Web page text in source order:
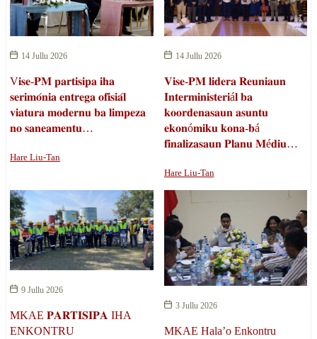
14 Jullu 2026
V𝐢𝐬𝐞-𝐏𝐌 𝐩𝐚𝐫𝐭𝐢𝐬𝐢𝐩𝐚 𝐢𝐡𝐚
𝐬𝐞𝐫𝐢𝐦𝐨́𝐧𝐢𝐚 𝐞𝐧𝐭𝐫𝐞𝐠𝐚 𝐨𝐟𝐢𝐬𝐢𝐚́𝐥
𝐯𝐢𝐚𝐭𝐮𝐫𝐚 𝐦𝐨𝐝𝐞𝐫𝐧𝐮 𝐛𝐚 𝐥𝐢𝐦𝐩𝐞𝐳𝐚
𝐧𝐨 𝐬𝐚𝐧𝐞𝐚𝐦𝐞𝐧𝐭𝐮…
Hare Liu-Tan
14 Jullu 2026
𝐕𝐢𝐬𝐞-𝐏𝐌 𝐥𝐢𝐝𝐞𝐫𝐚 𝐑𝐞𝐮𝐧𝐢𝐚𝐮𝐧
𝐈𝐧𝐭𝐞𝐫𝐦𝐢𝐧𝐢𝐬𝐭𝐞𝐫𝐢á𝐥 𝐛𝐚
𝐤𝐨𝐨𝐫𝐝𝐞𝐧𝐚𝐬𝐚𝐮𝐧 𝐚𝐬𝐮𝐧𝐭𝐮
𝐞𝐤𝐨𝐧ó𝐦𝐢𝐤𝐮 𝐤𝐨𝐧𝐚-𝐛á
𝐟𝐢𝐧𝐚𝐥𝐢𝐳𝐚𝐬𝐚𝐮𝐧 𝐏𝐥𝐚𝐧𝐮 𝐌é𝐝𝐢𝐮…
Hare Liu-Tan
9 Jullu 2026
MKAE 𝐏𝐀𝐑𝐓𝐈𝐒𝐈𝐏𝐀 IHA
ENKONTRU
3 Jullu 2026
MKAE Hala’o Enkontru